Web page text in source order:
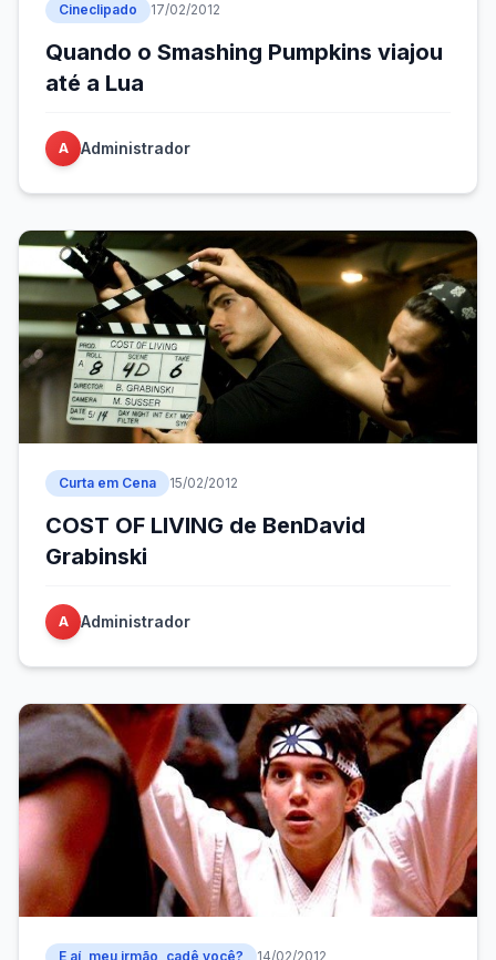
Cineclipado 17/02/2012
Quando o Smashing Pumpkins viajou
até a Lua
A Administrador
Curta em Cena 15/02/2012
COST OF LIVING de BenDavid
Grabinski
A Administrador
E aí, meu irmão, cadê você? 14/02/2012